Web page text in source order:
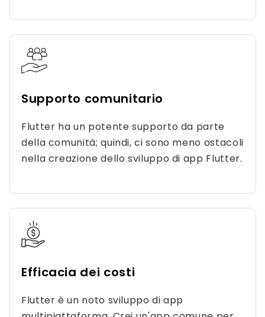
Supporto comunitario
Flutter ha un potente supporto da parte
della comunità; quindi, ci sono meno ostacoli
nella creazione dello sviluppo di app Flutter.
Efficacia dei costi
Flutter è un noto sviluppo di app